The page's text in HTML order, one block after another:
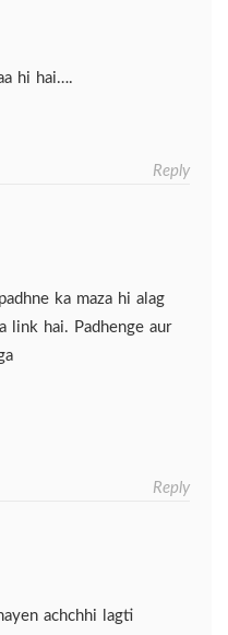
hi hai….
Reply
ka maza hi alag
link hai. Padhenge aur
Reply
achchhi lagti